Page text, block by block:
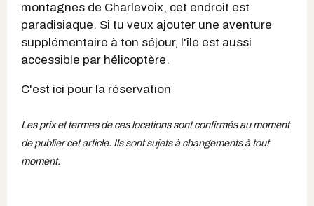
montagnes de Charlevoix, cet endroit est
paradisiaque. Si tu veux ajouter une aventure
supplémentaire à ton séjour, l'île est aussi
accessible par hélicoptère.
C'est ici pour la réservation
Les prix et termes de ces locations sont confirmés au moment
de publier cet article. Ils sont sujets à changements à tout
moment.